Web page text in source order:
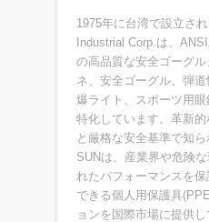
1975年に台湾で設立さ
Industrial Corp.は、
の高品質な安全ゴーグ
ネ、安全ゴーグル、弾
爆ライト、スポーツ用眼
特化しています。革新的
と厳格な安全基準で知ら
SUNは、産業界や危険
れたパフォーマンスを
できる個人用保護具
ョンを国際市場に提供し